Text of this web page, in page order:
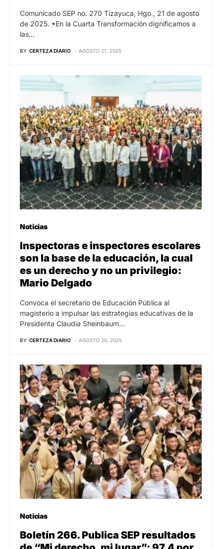
Comunicado SEP no. 270 Tizayuca, Hgo., 21 de agosto
de 2025. •En la Cuarta Transformación dignificamos a
las…
BY CERTEZA DIARIO AGOSTO 21, 2025
Noticias
Inspectoras e inspectores escolares
son la base de la educación, la cual
es un derecho y no un privilegio:
Mario Delgado
Convoca el secretario de Educación Pública al
magisterio a impulsar las estrategias educativas de la
Presidenta Claudia Sheinbaum…
BY CERTEZA DIARIO AGOSTO 20, 2025
Noticias
Boletín 266. Publica SEP resultados